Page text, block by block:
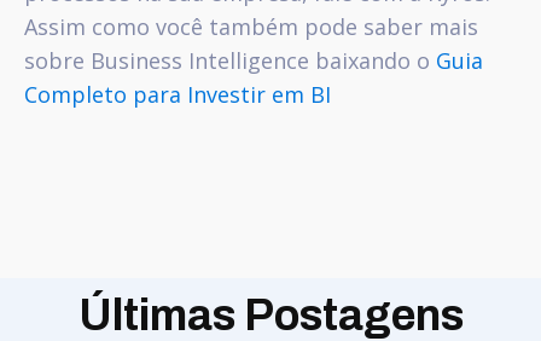
Assim como você também pode saber mais
sobre Business Intelligence baixando o Guia
Completo para Investir em BI
Últimas Postagens